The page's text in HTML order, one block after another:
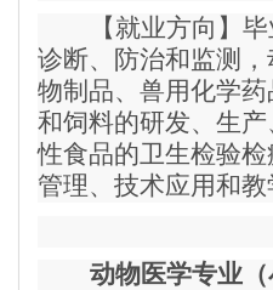
【就业方向】
诊断、防治和监测
物制品、兽用化学药
和饲料的研发、生
性食品的卫生检验
管理、技术应用和教
动物医学专业